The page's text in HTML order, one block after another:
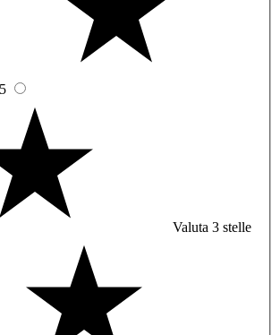
Valuta 3 stelle